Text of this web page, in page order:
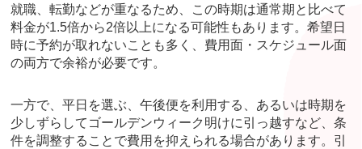
就職、転勤などが重なるため、この時期は通常期と比べて
料金が1.5倍から2倍以上になる可能性もあります。希望日
時に予約が取れないことも多く、費用面・スケジュール面
の両方で余裕が必要です。
一方で、平日を選ぶ、午後便を利用する、あるいは時期を
少しずらしてゴールデンウィーク明けに引っ越すなど、条
件を調整することで費用を抑えられる場合があります。引